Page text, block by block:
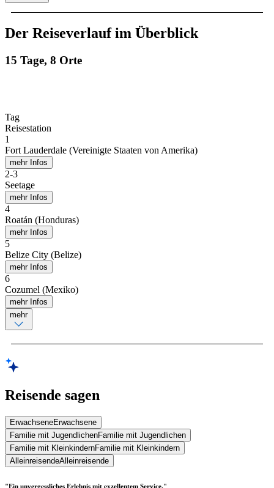
Der Reiseverlauf im Überblick
15 Tage, 8 Orte
Tag
Reisestation
1
Fort Lauderdale (Vereinigte Staaten von Amerika)
mehr Infos
2-3
Seetage
mehr Infos
4
Roatán (Honduras)
mehr Infos
5
Belize City (Belize)
mehr Infos
6
Cozumel (Mexiko)
mehr Infos
mehr
Reisende sagen
ErwachseneErwachsene
Familie mit JugendlichenFamilie mit Jugendlichen
Familie mit KleinkindernFamilie mit Kleinkindern
AlleinreisendeAlleinreisende
"Ein unvergessliches Erlebnis mit exzellentem Service."